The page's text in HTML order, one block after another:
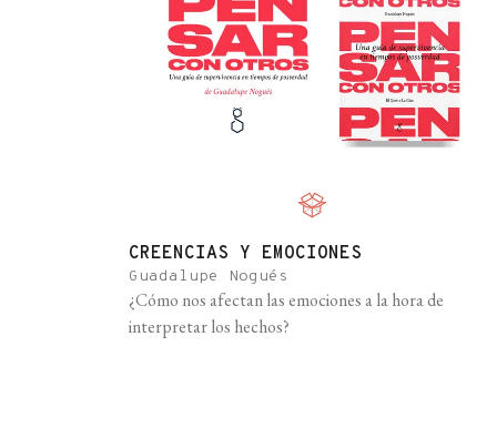
CREENCIAS Y EMOCIONES
Guadalupe Nogués
¿Cómo nos afectan las emociones a la hora de
interpretar los hechos?